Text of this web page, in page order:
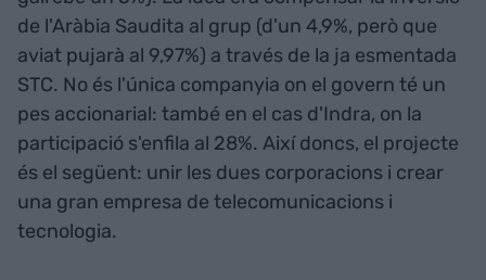
de l'Aràbia Saudita al grup (d'un 4,9%, però que
aviat pujarà al 9,97%) a través de la ja esmentada
STC. No és l'única companyia on el govern té un
pes accionarial: també en el cas d'Indra, on la
participació s'enfila al 28%. Així doncs, el projecte
és el següent: unir les dues corporacions i crear
una gran empresa de telecomunicacions i
tecnologia.